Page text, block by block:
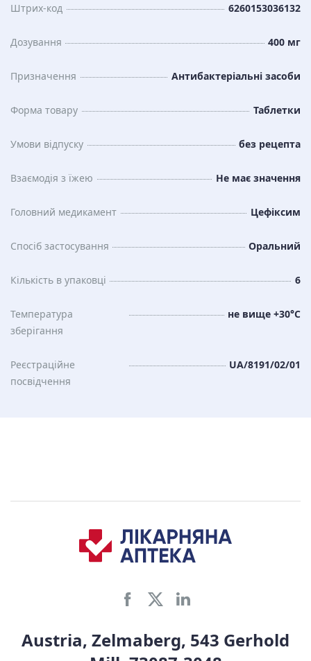
Штрих-код 6260153036132
Дозування 400 мг
Призначення Антибактеріальні засоби
Форма товару Таблетки
Умови відпуску без рецепта
Взаємодія з їжею Не має значення
Головний медикамент Цефіксим
Спосіб застосування Оральний
Кількість в упаковці 6
Температура
зберiгання
не вище +30°С
Реєстраційне
посвідчення
UA/8191/02/01
Austria, Zelmaberg, 543 Gerhold